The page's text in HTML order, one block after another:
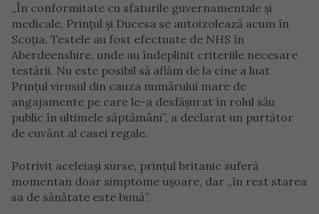
„În conformitate cu sfaturile guvernamentale și
medicale, Prințul și Ducesa se autoizolează acum în
Scoția. Testele au fost efectuate de NHS în
Aberdeenshire, unde au îndeplinit criteriile necesare
testării. Nu este posibil să aflăm de la cine a luat
Prințul virusul din cauza numărului mare de
angajamente pe care le-a desfășurat în rolul său
public în ultimele săptămâni”, a declarat un purtător
de cuvânt al casei regale.
Potrivit aceleiași surse, prințul britanic suferă
momentan doar simptome ușoare, dar „în rest starea
sa de sănătate este bună”.